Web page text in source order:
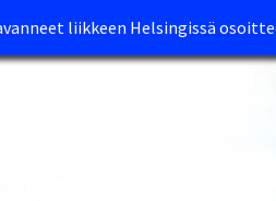
liikkeen Helsingissä